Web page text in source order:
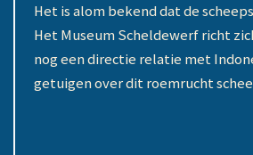
Het is alom bekend dat de
Het Museum Scheldewerf richt
nog een directie relatie met
getuigen over dit roemrucht